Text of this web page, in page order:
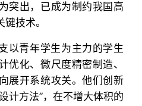
突出，已成为制约我国高
技术。
以青年学生为主力的学生
优化、微尺度精密制造、
展开系统攻关。他们创新
计方法”，在不增大体积的